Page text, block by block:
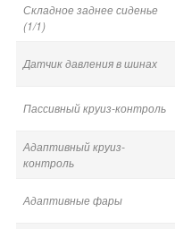
Складное заднее сиденье
(1/1)
Датчик давления в шинах
Пассивный круиз-контроль
Адаптивный круиз-
контроль
Адаптивные фары